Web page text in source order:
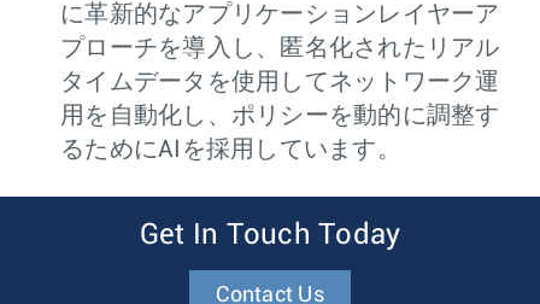
に革新的なアプリケーションレイヤーア
プローチを導入し、匿名化されたリアル
タイムデータを使用してネットワーク運
用を自動化し、ポリシーを動的に調整す
るためにAIを採用しています。
Get In Touch Today
Contact Us